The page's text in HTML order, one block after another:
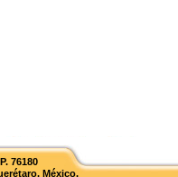
76180
México.